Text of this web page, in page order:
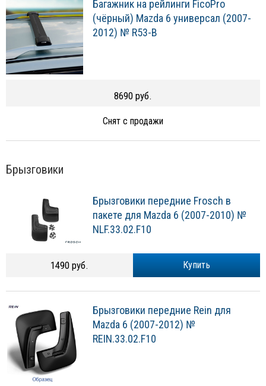
Багажник на рейлинги FicoPro
(чёрный) Mazda 6 универсал (2007-
2012) № R53-B
8690 руб.
Снят с продажи
Брызговики
Брызговики передние Frosch в
пакете для Mazda 6 (2007-2010) №
NLF.33.02.F10
Купить
1490 руб.
Брызговики передние Rein для
Mazda 6 (2007-2012) №
REIN.33.02.F10